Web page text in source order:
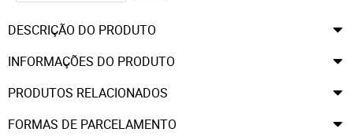
DESCRIÇÃO DO PRODUTO
INFORMAÇÕES DO PRODUTO
PRODUTOS RELACIONADOS
FORMAS DE PARCELAMENTO